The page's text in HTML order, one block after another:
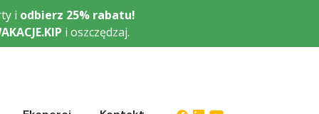
i odbierz 25% rabatu!
i oszczędzaj.